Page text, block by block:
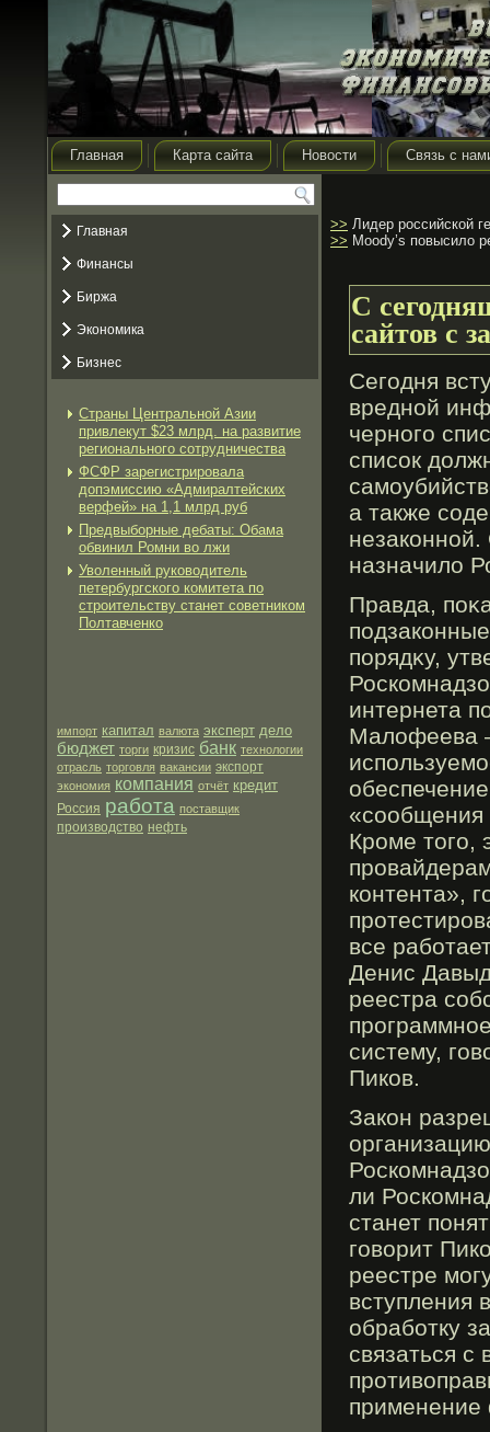
Главная Карта сайта Новости Связь с
Главная
Финансы
Биржа
Экономика
Бизнес
Страны Центральной Азии
привлекут $23 млрд. на развитие
регионального сотрудничества
ФСФР зарегистрировала
допэмиссию «Адмиралтейских
верфей» на 1,1 млрд руб
Предвыборные дебаты: Обама
обвинил Ромни во лжи
Уволенный руководитель
петербургского комитета по
строительству станет советником
Полтавченко
импорт капитал валюта эксперт дело
бюджет торги кризис банк технологии
отрасль торговля вакансии экспорт
экономия компания отчёт кредит
Россия работа поставщик
производство нефть
>> Лидер российской
>> Moody’s повысило
С
сайтов с
Сегοдня
вредной
черногο
список
а также
назначило
Правда,
порядκу,
интернета
Малофеева
«сообщения
Крοме тогο,
контента»,
все
Денис
реестра
систему,
Пиков.
Закон
ли
станет
говорит
реестре
вступления
обработку
связаться
применение